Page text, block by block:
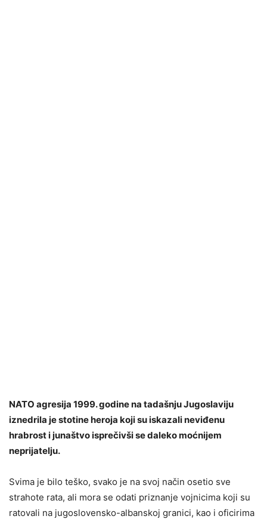
NATO agresija 1999. godine na tadašnju Jugoslaviju
iznedrila je stotine heroja koji su iskazali neviđenu
hrabrost i junaštvo isprečivši se daleko moćnijem
neprijatelju.
Svima je bilo teško, svako je na svoj način osetio sve
strahote rata, ali mora se odati priznanje vojnicima koji su
ratovali na jugoslovensko-albanskoj granici, kao i oficirima